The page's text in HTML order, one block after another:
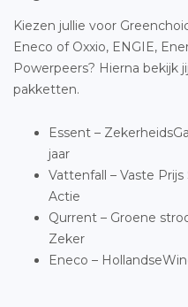
Kiezen jullie voor
Eneco of Oxxio, ENGIE,
Powerpeers? Hierna bekijk
pakketten.
Essent –
jaar
Vattenfall – Vaste
Actie
Qurrent – Groene
Zeker
Eneco –